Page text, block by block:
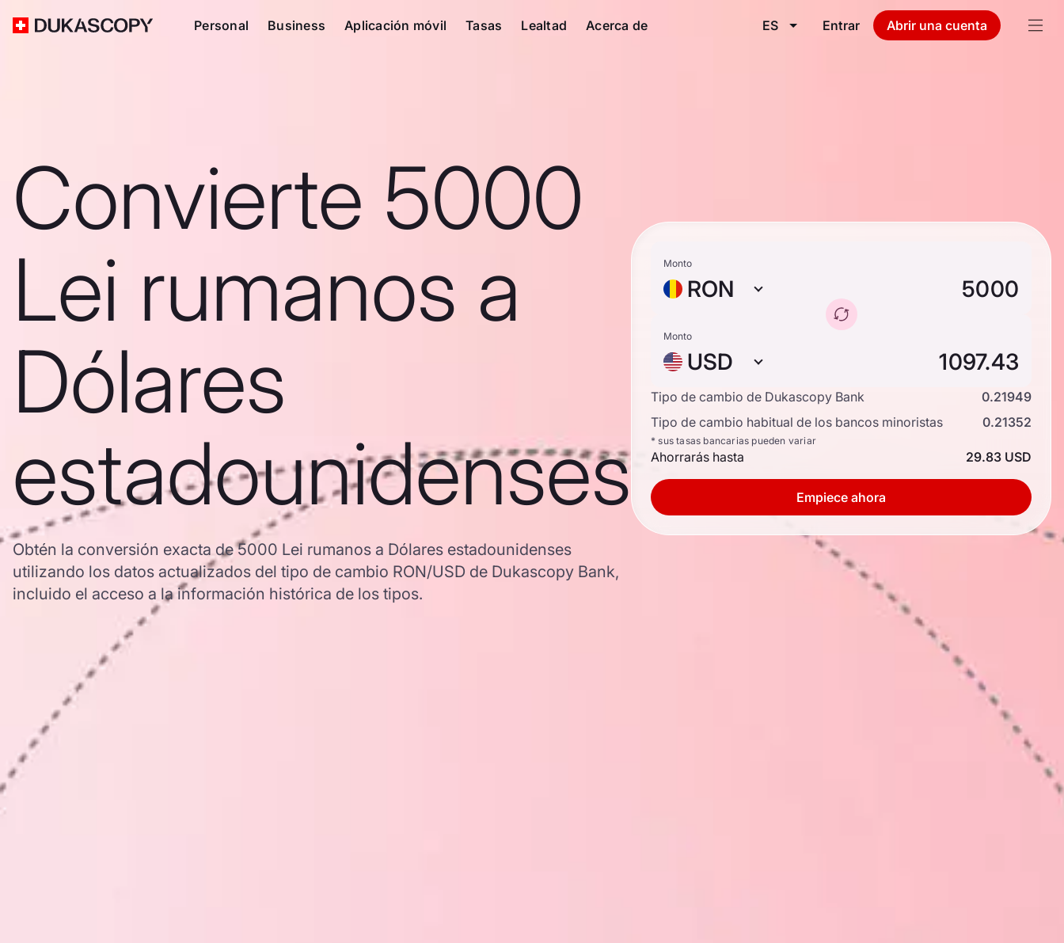
Personal Business Aplicación móvil Tasas Lealtad Acerca de ES Entrar Abrir una cuenta
Convierte 5000
Lei rumanos a
Dólares
estadounidenses
Obtén la conversión exacta de 5000 Lei rumanos a Dólares estadounidenses
utilizando los datos actualizados del tipo de cambio RON/USD de Dukascopy Bank,
incluido el acceso a la información histórica de los tipos.
Monto
RON
Monto
USD
Tipo de cambio de Dukascopy Bank
0.21949
Tipo de cambio habitual de los bancos minoristas
0.21352
* sus tasas bancarias pueden variar
Ahorrarás hasta 29.83 USD
Empiece ahora